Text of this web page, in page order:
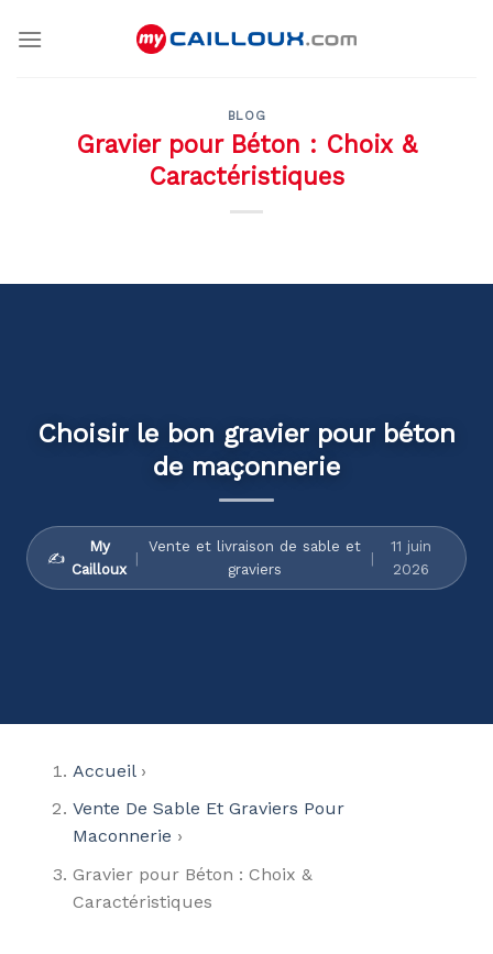
BLOG
Gravier pour Béton : Choix &
Caractéristiques
Choisir le bon gravier pour béton
de maçonnerie
✍️
My
Cailloux
|
Vente et livraison de sable et
graviers
|
11 juin
2026
Accueil›
Vente De Sable Et Graviers Pour
Maconnerie ›
Gravier pour Béton : Choix &
Caractéristiques